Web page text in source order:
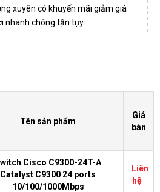
xuyên có khuyến mãi giảm giá
nhanh chóng tận tụy
Tên sản phẩm
Giá
bán
Cisco C9300-24T-A
Catalyst C9300 24 ports
10/100/1000Mbps
Liên
hệ